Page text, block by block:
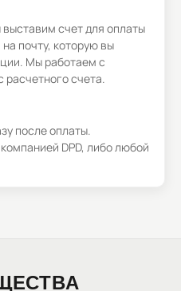
счет для оплаты
почту, которую вы
Мы работаем с
счета.
после оплаты.
DPD, либо любой